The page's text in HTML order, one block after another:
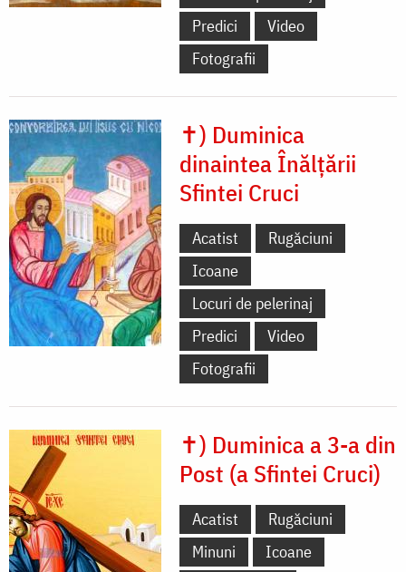
Predici
Video
Fotografii
✝) Duminica
dinaintea Înălțării
Sfintei Cruci
Acatist
Rugăciuni
Icoane
Locuri de pelerinaj
Predici
Video
Fotografii
✝) Duminica a 3-a din
Post (a Sfintei Cruci)
Acatist
Rugăciuni
Minuni
Icoane